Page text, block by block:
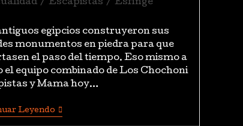
/ Escapistas / Esfinge
egipcios construyeron sus
monumentos en piedra para que
el paso del tiempo. Eso mismo a
el equipo combinado de Los Chochoni
y Mama hoy…
Leyendo